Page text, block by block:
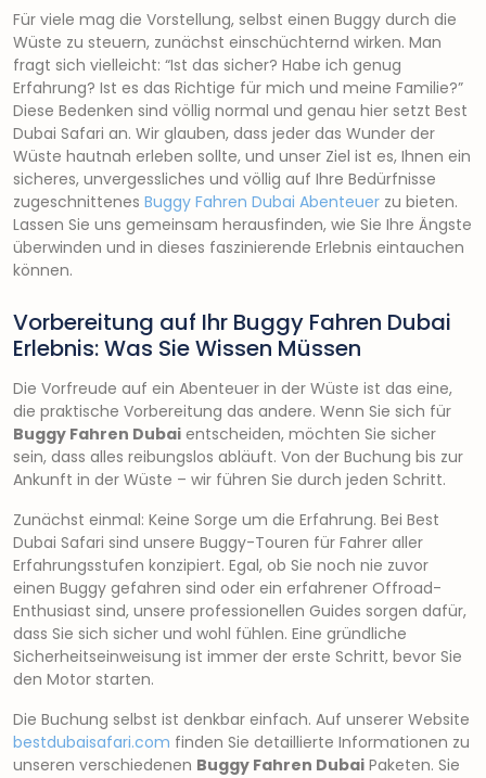
Für viele mag die Vorstellung, selbst einen Buggy durch die
Wüste zu steuern, zunächst einschüchternd wirken. Man
fragt sich vielleicht: “Ist das sicher? Habe ich genug
Erfahrung? Ist es das Richtige für mich und meine Familie?”
Diese Bedenken sind völlig normal und genau hier setzt Best
Dubai Safari an. Wir glauben, dass jeder das Wunder der
Wüste hautnah erleben sollte, und unser Ziel ist es, Ihnen ein
sicheres, unvergessliches und völlig auf Ihre Bedürfnisse
zugeschnittenes Buggy Fahren Dubai Abenteuer zu bieten.
Lassen Sie uns gemeinsam herausfinden, wie Sie Ihre Ängste
überwinden und in dieses faszinierende Erlebnis eintauchen
können.
Vorbereitung auf Ihr Buggy Fahren Dubai
Erlebnis: Was Sie Wissen Müssen
Die Vorfreude auf ein Abenteuer in der Wüste ist das eine,
die praktische Vorbereitung das andere. Wenn Sie sich für
Buggy Fahren Dubai entscheiden, möchten Sie sicher
sein, dass alles reibungslos abläuft. Von der Buchung bis zur
Ankunft in der Wüste – wir führen Sie durch jeden Schritt.
Zunächst einmal: Keine Sorge um die Erfahrung. Bei Best
Dubai Safari sind unsere Buggy-Touren für Fahrer aller
Erfahrungsstufen konzipiert. Egal, ob Sie noch nie zuvor
einen Buggy gefahren sind oder ein erfahrener Offroad-
Enthusiast sind, unsere professionellen Guides sorgen dafür,
dass Sie sich sicher und wohl fühlen. Eine gründliche
Sicherheitseinweisung ist immer der erste Schritt, bevor Sie
den Motor starten.
Die Buchung selbst ist denkbar einfach. Auf unserer Website
bestdubaisafari.com finden Sie detaillierte Informationen zu
unseren verschiedenen Buggy Fahren Dubai Paketen. Sie